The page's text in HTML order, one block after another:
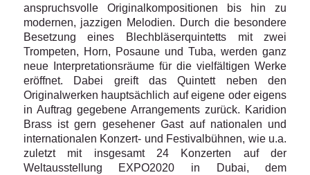
anspruchsvolle Originalkompositionen bis hin zu
modernen, jazzigen Melodien. Durch die besondere
Besetzung eines Blechbläserquintetts mit zwei
Trompeten, Horn, Posaune und Tuba, werden ganz
neue Interpretationsräume für die vielfältigen Werke
eröffnet. Dabei greift das Quintett neben den
Originalwerken hauptsächlich auf eigene oder eigens
in Auftrag gegebene Arrangements zurück. Karidion
Brass ist gern gesehener Gast auf nationalen und
internationalen Konzert- und Festivalbühnen, wie u.a.
zuletzt mit insgesamt 24 Konzerten auf der
Weltausstellung EXPO2020 in Dubai, dem